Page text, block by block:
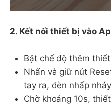
2. Kết nối thiết bị vào
Bật chế độ thêm
Nhấn và giữ nút
tay ra, đèn nhấp
Chờ khoảng 10s,